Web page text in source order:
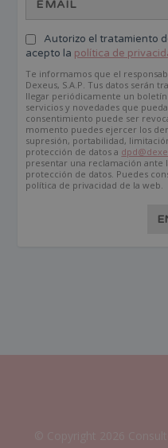
Autorizo el tratamiento
acepto la política de
Te informamos que el
Dexeus, S.A.P. Tus datos serán
llegar periódicamente un
servicios y novedades que
consentimiento puede ser
momento puedes ejercer los
supresión, portabilidad,
protección de datos a
presentar una reclamación
protección de datos. Puedes
política de privacidad de la web.